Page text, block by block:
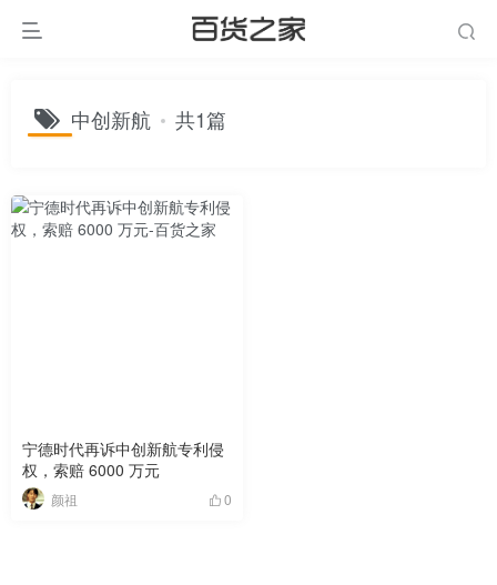
中创新航 共1篇
宁德时代再诉中创新航专利侵
权，索赔 6000 万元
颜祖 0